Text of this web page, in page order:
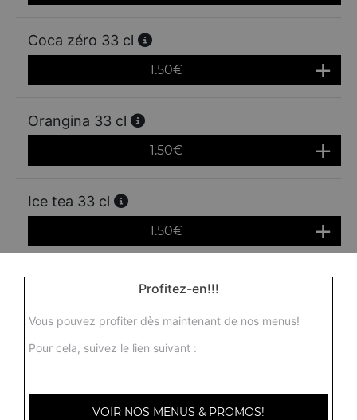
Coca zéro 33 cl
1.50€
Orangina 33 cl
1.50€
Ice tea 33 cl
1.50€
Fanta orange 33 cl
1.50€
Profitez-en!!!
Vous pouvez profiter dès maintenant de nos menus!
Pour cela, suivez le lien suivant :
VOIR NOS MENUS & PROMOS!